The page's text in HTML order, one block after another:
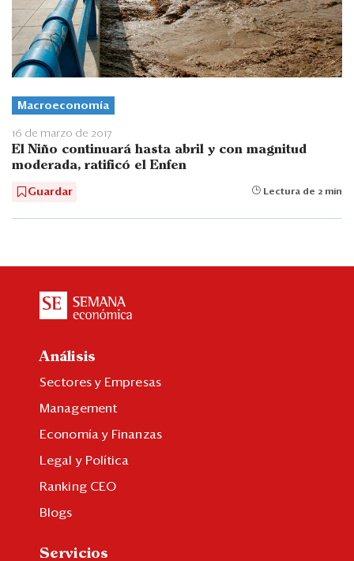
Macroeconomía
16 de marzo de 2017
El Niño continuará hasta abril y con magnitud
moderada, ratificó el Enfen
Guardar Lectura de 2 min
Análisis
Sectores y Empresas
Management
Economía y Finanzas
Legal y Política
Ranking CEO
Blogs
Servicios